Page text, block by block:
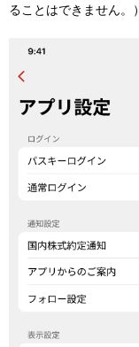
ることはできません。）